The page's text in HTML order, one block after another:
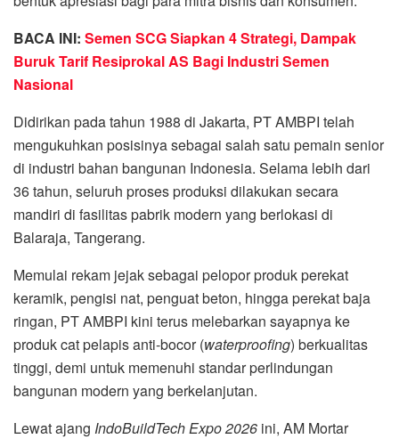
BACA INI: Semen SCG Siapkan 4 Strategi, Dampak
Buruk Tarif Resiprokal AS Bagi Industri Semen
Nasional
Didirikan pada tahun 1988 di Jakarta, PT AMBPI telah
mengukuhkan posisinya sebagai salah satu pemain senior
di industri bahan bangunan Indonesia. Selama lebih dari
36 tahun, seluruh proses produksi dilakukan secara
mandiri di fasilitas pabrik modern yang berlokasi di
Balaraja, Tangerang.
Memulai rekam jejak sebagai pelopor produk perekat
keramik, pengisi nat, penguat beton, hingga perekat baja
ringan, PT AMBPI kini terus melebarkan sayapnya ke
produk cat pelapis anti-bocor (waterproofing) berkualitas
tinggi, demi untuk memenuhi standar perlindungan
bangunan modern yang berkelanjutan.
Lewat ajang IndoBuildTech Expo 2026 ini, AM Mortar